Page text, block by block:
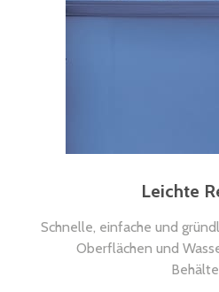
Leichte
Schnelle, einfache und
Oberflächen und